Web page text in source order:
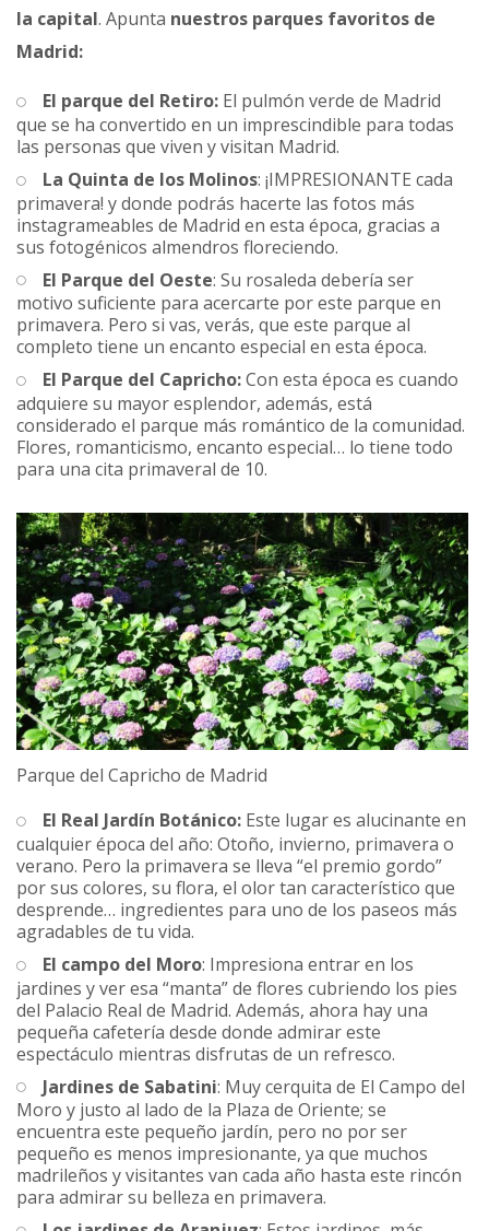
la capital. Apunta nuestros parques favoritos de
Madrid:
El parque del Retiro: El pulmón verde de Madrid
que se ha convertido en un imprescindible para todas
las personas que viven y visitan Madrid.
La Quinta de los Molinos: ¡IMPRESIONANTE cada
primavera! y donde podrás hacerte las fotos más
instagrameables de Madrid en esta época, gracias a
sus fotogénicos almendros floreciendo.
El Parque del Oeste: Su rosaleda debería ser
motivo suficiente para acercarte por este parque en
primavera. Pero si vas, verás, que este parque al
completo tiene un encanto especial en esta época.
El Parque del Capricho:Con esta época es cuando
adquiere su mayor esplendor, además, está
considerado el parque más romántico de la comunidad.
Flores, romanticismo, encanto especial… lo tiene todo
para una cita primaveral de 10.
Parque del Capricho de Madrid
El Real Jardín Botánico: Este lugar es alucinante en
cualquier época del año: Otoño, invierno, primavera o
verano. Pero la primavera se lleva “el premio gordo”
por sus colores, su flora, el olor tan característico que
desprende… ingredientes para uno de los paseos más
agradables de tu vida.
El campo del Moro: Impresiona entrar en los
jardines y ver esa “manta” de flores cubriendo los pies
del Palacio Real de Madrid. Además, ahora hay una
pequeña cafetería desde donde admirar este
espectáculo mientras disfrutas de un refresco.
Jardines de Sabatini: Muy cerquita de El Campo del
Moro y justo al lado de la Plaza de Oriente; se
encuentra este pequeño jardín, pero no por ser
pequeño es menos impresionante, ya que muchos
madrileños y visitantes van cada año hasta este rincón
para admirar su belleza en primavera.